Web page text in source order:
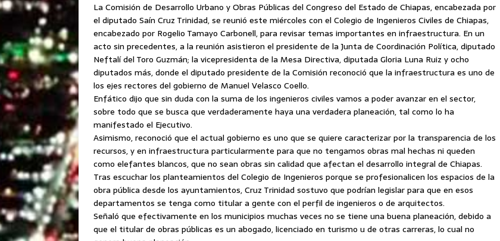
La Comisión de Desarrollo Urbano y Obras Públicas del Congreso del Estado de Chiapas, encabezada por
el diputado Saín Cruz Trinidad, se reunió este miércoles con el Colegio de Ingenieros Civiles de Chiapas,
encabezado por Rogelio Tamayo Carbonell, para revisar temas importantes en infraestructura. En un
acto sin precedentes, a la reunión asistieron el presidente de la Junta de Coordinación Política, diputado
Neftalí del Toro Guzmán; la vicepresidenta de la Mesa Directiva, diputada Gloria Luna Ruiz y ocho
diputados más, donde el diputado presidente de la Comisión reconoció que la infraestructura es uno de
los ejes rectores del gobierno de Manuel Velasco Coello.
Enfático dijo que sin duda con la suma de los ingenieros civiles vamos a poder avanzar en el sector,
sobre todo que se busca que verdaderamente haya una verdadera planeación, tal como lo ha
manifestado el Ejecutivo.
Asimismo, reconoció que el actual gobierno es uno que se quiere caracterizar por la transparencia de los
recursos, y en infraestructura particularmente para que no tengamos obras mal hechas ni queden
como elefantes blancos, que no sean obras sin calidad que afectan el desarrollo integral de Chiapas.
Tras escuchar los planteamientos del Colegio de Ingenieros porque se profesionalicen los espacios de la
obra pública desde los ayuntamientos, Cruz Trinidad sostuvo que podrían legislar para que en esos
departamentos se tenga como titular a gente con el perfil de ingenieros o de arquitectos.
Señaló que efectivamente en los municipios muchas veces no se tiene una buena planeación, debido a
que el titular de obras públicas es un abogado, licenciado en turismo u de otras carreras, lo cual no